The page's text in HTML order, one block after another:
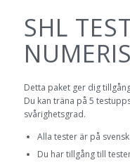
SHL
Detta paket ger dig
Du kan träna på 5
svårighetsgrad.
Alla tester är på
Du har tillgång till